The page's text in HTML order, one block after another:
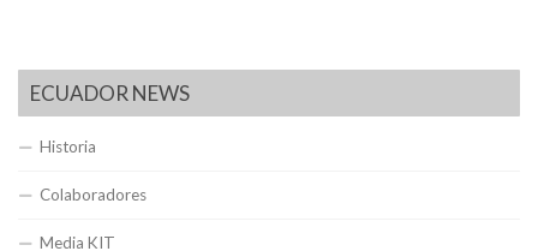
ECUADOR NEWS
Historia
Colaboradores
Media KIT